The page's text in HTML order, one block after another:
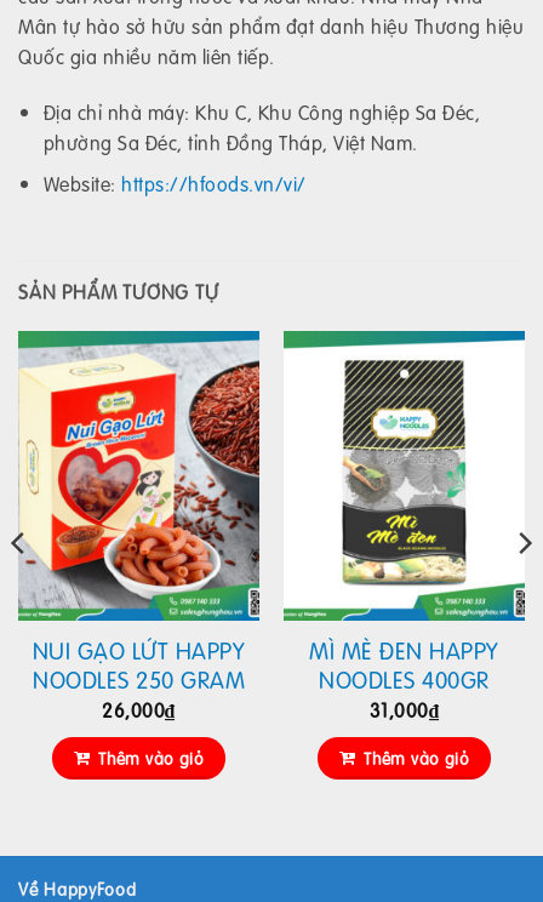
Mân tự hào sở hữu sản phẩm đạt danh hiệu Thương hiệu
Quốc gia nhiều năm liên tiếp.
Địa chỉ nhà máy: Khu C, Khu Công nghiệp Sa Đéc,
phường Sa Đéc, tỉnh Đồng Tháp, Việt Nam.
Website: https://hfoods.vn/vi/
SẢN PHẨM TƯƠNG TỰ
NUI GẠO LỨT HAPPY
NOODLES 250 GRAM
26,000₫
Thêm vào giỏ
MÌ MÈ ĐEN HAPPY
NOODLES 400GR
31,000₫
Thêm vào giỏ
Về HappyFood